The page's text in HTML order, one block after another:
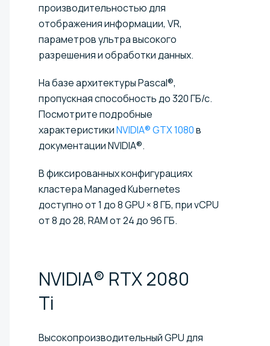
производительностью для
отображения информации, VR,
параметров ультра высокого
разрешения и обработки данных.
На базе архитектуры Pascal®,
пропускная способность до 320 ГБ/с.
Посмотрите подробные
характеристикиNVIDIA® GTX 1080в
документации NVIDIA®.
В фиксированных конфигурациях
кластера Managed Kubernetes
доступно от 1 до 8 GPU × 8 ГБ, при vCPU
от 8 до 28, RAM от 24 до 96 ГБ.
NVIDIA® RTX 2080
Ti
Высокопроизводительный GPU для